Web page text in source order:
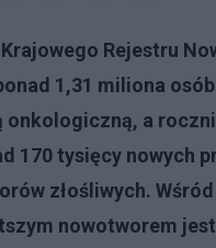
Krajowego Rejestru
1,31 miliona
onkologiczną, a
170 tysięcy nowych
złośliwych.
nowotworem